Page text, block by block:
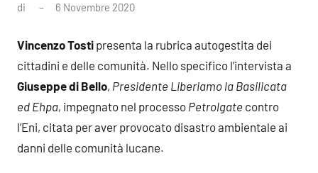
di 6 Novembre 2020
Vincenzo Tosti presenta la rubrica autogestita dei
cittadini e delle comunità. Nello specifico l’intervista a
Giuseppe di Bello, Presidente Liberiamo la Basilicata
ed Ehpa, impegnato nel processo Petrolgate contro
l’Eni, citata per aver provocato disastro ambientale ai
danni delle comunità lucane.